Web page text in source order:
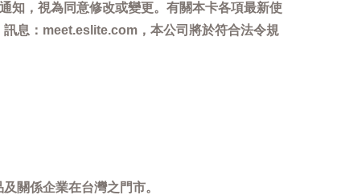
知，視為同意修改或變更。有關本卡各項最新使
息：meet.eslite.com，本公司將於符合法令規
關係企業在台灣之門市。